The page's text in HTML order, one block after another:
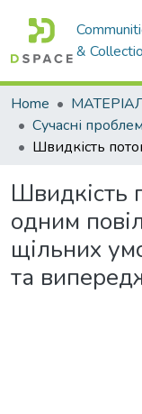
&
Home
Швидкість
одним
щільних
та